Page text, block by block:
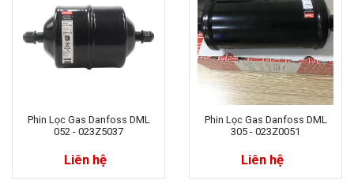
Phin Lọc Gas Danfoss DML
052 - 023Z5037
Liên hệ
Phin Lọc Gas Danfoss DML
305 - 023Z0051
Liên hệ